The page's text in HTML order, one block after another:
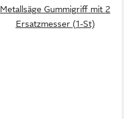
Metallsäge Gummigriff mit 2
Ersatzmesser (1-St)